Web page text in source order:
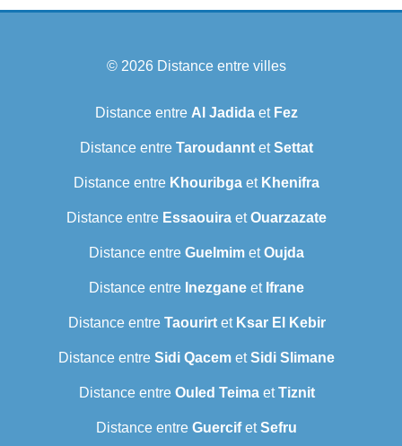
© 2026 Distance entre villes
Distance entre Al Jadida et Fez
Distance entre Taroudannt etSettat
Distance entre Khouribga et Khenifra
Distance entre Essaouira etOuarzazate
Distance entre Guelmim etOujda
Distance entre Inezgane et Ifrane
Distance entre Taourirtet Ksar El Kebir
Distance entre Sidi Qacem etSidi Slimane
Distance entre Ouled TeimaetTiznit
Distance entre GuercifetSefru